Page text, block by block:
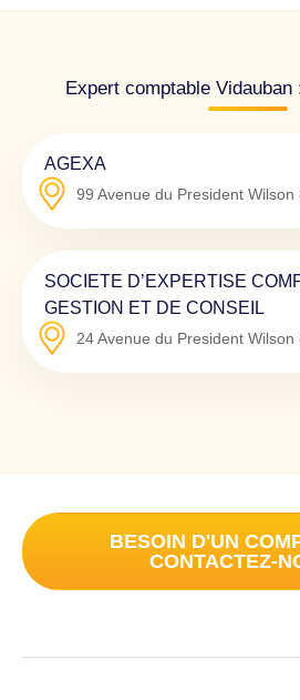
Expert comptable
AGEXA
99 Avenue du President Wilson
SOCIETE D’EXPERTISE
GESTION ET DE CONSEIL
24 Avenue du President Wilson
BESOIN D'UN
CONTACTEZ-